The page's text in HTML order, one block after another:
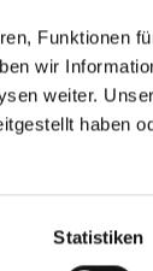
Funktionen
wir
weiter.
haben
Statistiken
aus
mit